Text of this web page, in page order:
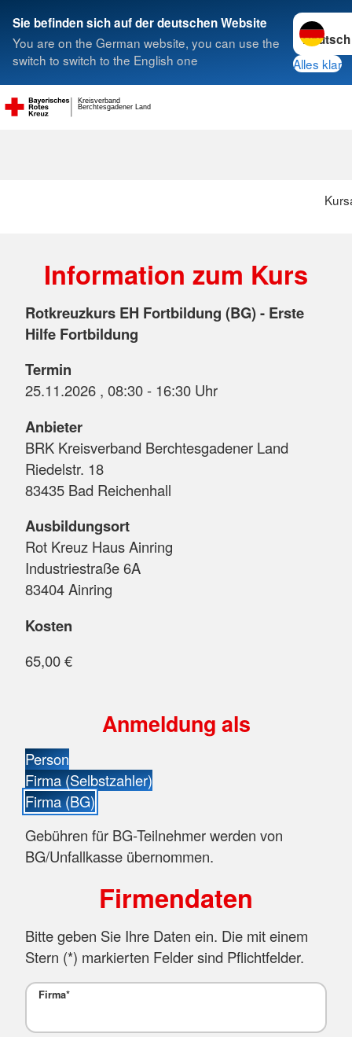
Sie befinden sich auf der deutschen Website
You are on the German website, you can use the
switch to switch to the English one
Sprache
Alles klar
Berchtesgadener Land
Kreisverband
Suche
Information zum Kurs
Rotkreuzkurs EH Fortbildung (BG) - Erste
Hilfe Fortbildung
Termin
25.11.2026 , 08:30 - 16:30 Uhr
Anbieter
BRK Kreisverband Berchtesgadener Land
Riedelstr. 18
83435 Bad Reichenhall
Ausbildungsort
Rot Kreuz Haus Ainring
Industriestraße 6A
83404 Ainring
Kosten
65,00 €
Anmeldung als
Person
Firma (Selbstzahler)
Firma (BG)
Gebühren für BG-Teilnehmer werden von
BG/Unfallkasse übernommen.
Firmendaten
Bitte geben Sie Ihre Daten ein. Die mit einem
Stern (*) markierten Felder sind Pflichtfelder.
Firma*